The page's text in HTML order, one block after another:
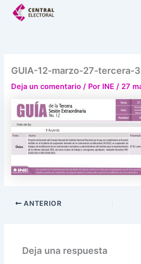
GUIA-12-marzo-27-tercera-3
Deja un comentario / Por INE/ 27
ANTERIOR
Deja una respuesta